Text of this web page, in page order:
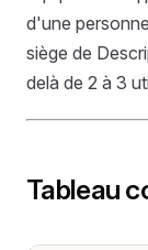
d'une
siège de
delà de 2 à 3
Tableau